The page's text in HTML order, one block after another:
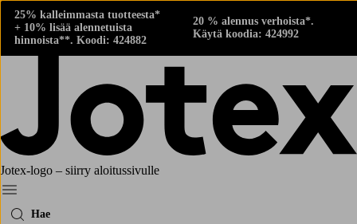
25% kalleimmasta tuotteesta*
+ 10% lisää alennetuista
hinnoista**. Koodi: 424882
20 % alennus verhoista*.
Käytä koodia: 424992
Jotex-logo – siirry aloitussivulle
Menu
Hae